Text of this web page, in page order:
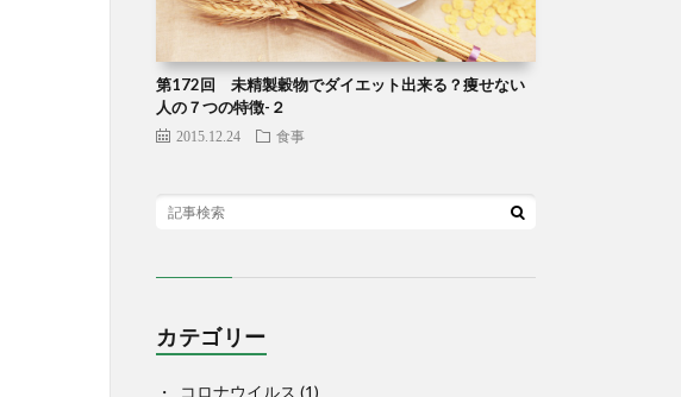
第172回 未精製穀物でダイエット出来る？痩せない
人の７つの特徴-２
2015.12.24 食事
カテゴリー
コロナウイルス (1)